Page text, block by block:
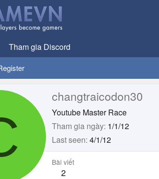
Tham gia Discord
changtraicodon30
Youtube Master Race
Tham gia ngày 1/1/12
Last seen 4/1/12
Bài viết
2